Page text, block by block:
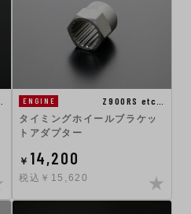
ENGINE
Z900RS etc…
タイミングホイールブラケッ
トアダプター
￥ 14,200
税込￥15,620